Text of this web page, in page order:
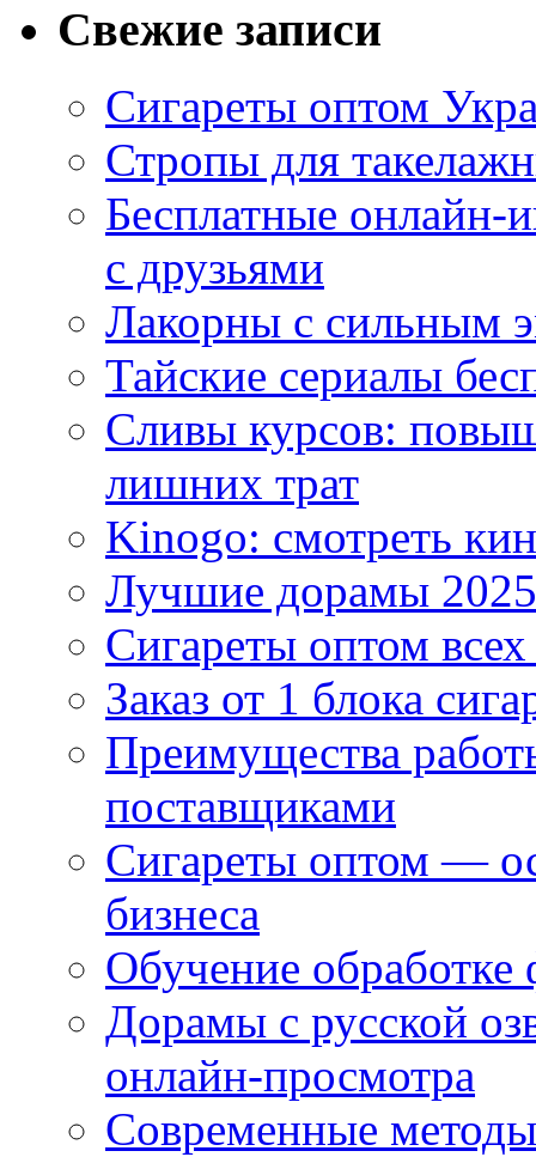
Свежие записи
Сигареты оптом
Стропы для
Бесплатные
с друзьями
Лакорны с сильным
Тайские сериалы
Сливы курсов:
лишних трат
Kinogo: смотреть
Лучшие дорамы
Сигареты оптом
Заказ от 1 блока
Преимущества
поставщиками
Сигареты оптом —
бизнеса
Обучение
Дорамы с русской
онлайн-просмотра
Современные